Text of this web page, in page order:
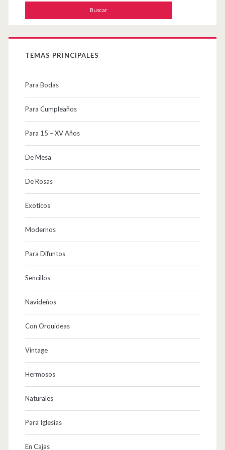
TEMAS PRINCIPALES
Para Bodas
Para Cumpleaños
Para 15 – XV Años
De Mesa
De Rosas
Exoticos
Modernos
Para Difuntos
Sencillos
Navideños
Con Orquideas
Vintage
Hermosos
Naturales
Para Iglesias
En Cajas